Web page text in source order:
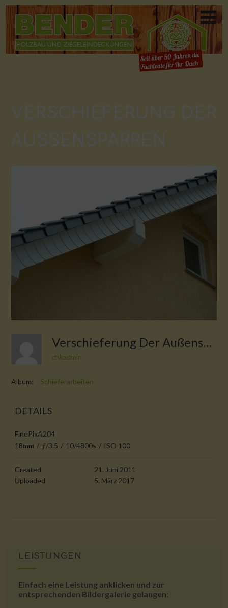
Verschieferung Der Außensparren
chkadmin
Album: Schieferarbeiten
DETAILS
FinePixA204
18mm / ƒ/3.5 / 10/4800s / ISO 100
Created
21. Juni 2011
Uploaded
5. März 2017
LEISTUNGEN
Einfach eine Leistung anklicken und zur
entsprechenden Bildergalerie gelangen: